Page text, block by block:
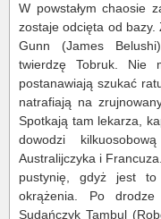
W powstałym chaosie
zostaje odcięta od bazy.
Gunn (James
twierdzę Tobruk. Nie
postanawiają szukać
natrafiają na
Spotkają tam lekarza,
dowodzi
Australijczyka i
pustynię, gdyż jest
okrążenia. Po
Sudańczyk Tambul